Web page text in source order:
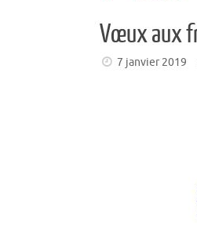
Vœux aux
7 janvier 2019